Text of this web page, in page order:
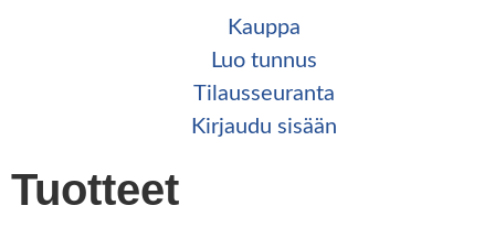
Kauppa
Luo tunnus
Tilaus­seuranta
Kirjaudu sisään
Tuotteet